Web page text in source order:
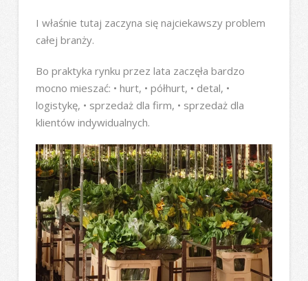
I właśnie tutaj zaczyna się najciekawszy problem
całej branży.
Bo praktyka rynku przez lata zaczęła bardzo
mocno mieszać: • hurt, • półhurt, • detal, •
logistykę, • sprzedaż dla firm, • sprzedaż dla
klientów indywidualnych.